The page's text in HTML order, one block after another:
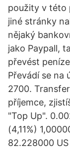
použity v této
jiné stránky
nějaký
jako Paypall,
převést
Převádí se na
2700.
příjemce,
"Top Up".
(4,11%)
82.228000 US